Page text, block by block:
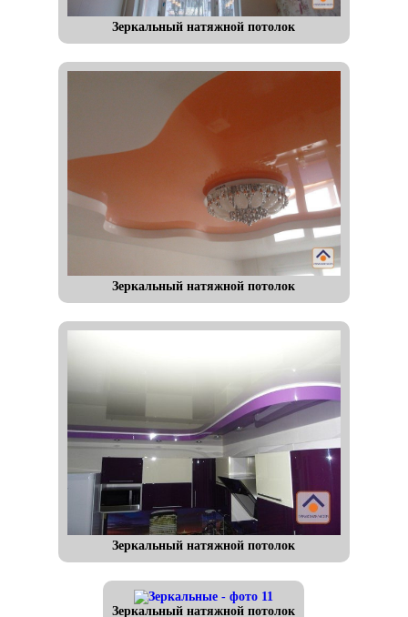
Зеркальный натяжной потолок
Зеркальный натяжной потолок
Зеркальный натяжной потолок
Зеркальный натяжной потолок